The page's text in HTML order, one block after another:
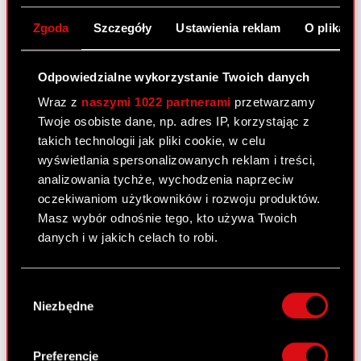
Zgoda Szczegóły Ustawienia reklam O
Odpowiedzialne wykorzystanie Twoich danych
Wraz z naszymi 1022 partnerami przetwarzamy
Twoje osobiste dane, np. adres IP, korzystając z
takich technologii jak pliki cookie, w celu
wyświetlania spersonalizowanych reklam i treści,
analizowania tychże, wychodzenia naprzeciw
oczekiwaniom użytkowników i rozwoju produktów.
Masz wybór odnośnie tego, kto używa Twoich
danych i w jakich celach to robi.
lokalizacji geograficznej z dokładnością nawet
Identyfikować Twoje urządzenie, aktywnie
zgody
Niezbędne
Preferencje
Wyniki za 2025 r.
W 2025 r. przychody ze sprzedaży Grupy CD
PROJEKT wyniosły 867 mln zł, a skonsolidowany
dalej
Skonsolidowane sprawozdanie
finansowe Grupy CD PROJEKT za 2025 r.
PDF
Jednostkowe sprawozdanie finansowe
CD PROJEKT za 2025 r.
PDF
Sprawozdanie Zarządu z działalności
Transkrypt audio webcastu Grupy CD